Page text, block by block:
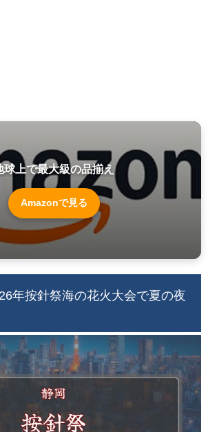
球上で最大級の品揃え
Amazonで見る
年按針祭海の花火大会で夏の夜